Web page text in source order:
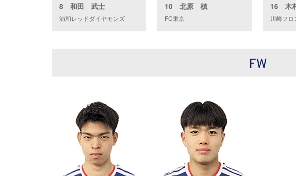
8 和田 武士
浦和レッドダイヤモンズ
10 北原 槙
FC東京
16 木
川崎フ
FW